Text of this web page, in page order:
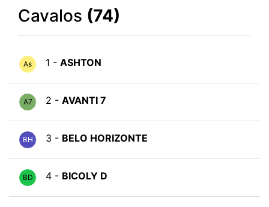
Cavalos (74)
As 1 - ASHTON
A7 2 - AVANTI 7
BH 3 - BELO HORIZONTE
BD 4 - BICOLY D